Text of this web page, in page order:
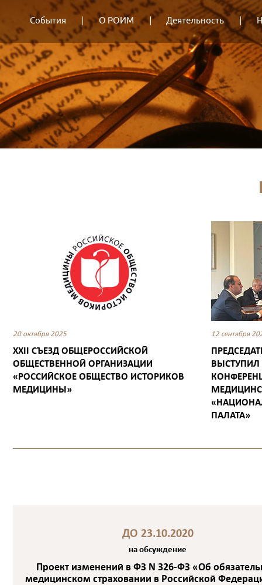
События О РОИМ Деятельность
20 октября 2025
XXII СЪЕЗД ОБЩЕРОССИЙСКОЙ
ОБЩЕСТВЕННОЙ ОРГАНИЗАЦИИ
«РОССИЙСКОЕ ОБЩЕСТВО ИСТОРИКОВ
МЕДИЦИНЫ»
12 сентября
ПАЛАТА»
ДО 23.10.2020
на обсуждение
Проект изменений в ФЗ N 326-ФЗ «Об
медицинском страховании в Российской